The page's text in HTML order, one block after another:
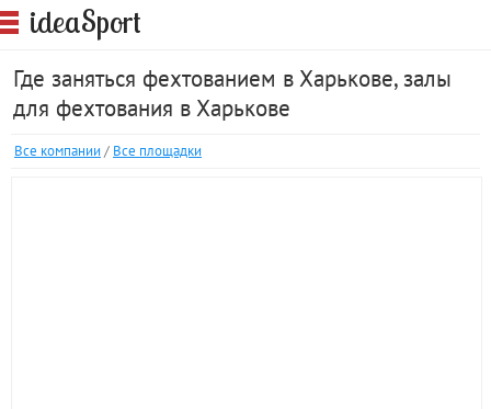
ideaSport
Где заняться фехтованием в Харькове, залы
для фехтования в Харькове
Все компании / Все площадки